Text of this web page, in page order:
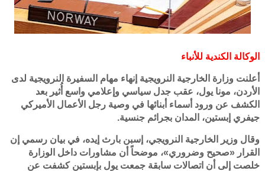
الوكالة الكندية للأنباء
أعلنت وزارة الخارجية النرويجية إنهاء مهام السفيرة النرويجية لدى
الأردن، مونا يول، عقب جدل سياسي وإعلامي واسع أُثير بعد
الكشف عن ورود أسماء أبنائها في وصية رجل الأعمال الأميركي
جيفري إبستين، المدان بجرائم جنسية.
وقال وزير الخارجية النرويجي، إسبن بارث إيده، في بيان رسمي إن
القرار «صحيح وضروري»، موضحاً أن مشاورات داخل الوزارة
خلصت إلى أن اتصالات سابقة جمعت يول بإبستين كشفت عن